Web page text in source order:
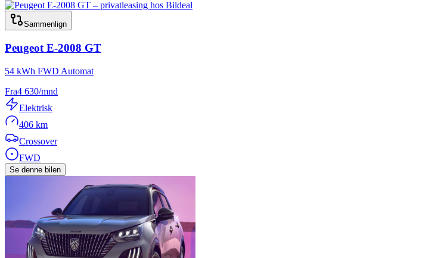
Sammenlign
Peugeot E-2008 GT
54 kWh FWD Automat
Fra4 630/mnd
Elektrisk
406 km
Crossover
FWD
Se denne bilen